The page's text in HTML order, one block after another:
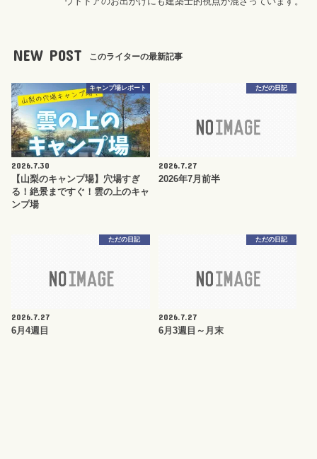
NEW POST このライターの最新記事
キャンプ場レポート
2026.7.30
【山梨のキャンプ場】穴場すぎ
る！絶景まですぐ！雲の上のキャ
ンプ場
ただの日記
2026.7.27
2026年7月前半
ただの日記
2026.7.27
6月4週目
ただの日記
2026.7.27
6月3週目～月末